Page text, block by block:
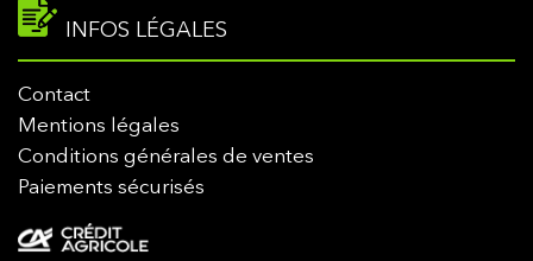
INFOS LÉGALES
Contact
Mentions légales
Conditions générales de ventes
Paiements sécurisés